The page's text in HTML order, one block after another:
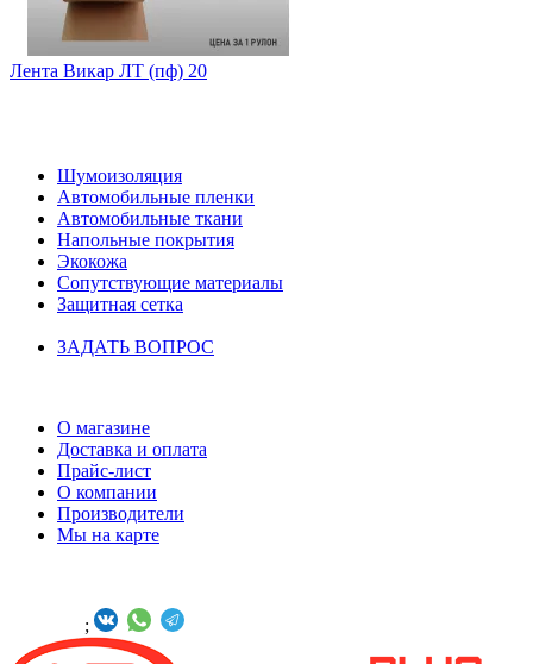
Лента Викар ЛТ (пф) 20
Шумоизоляция
Автомобильные пленки
Автомобильные ткани
Напольные покрытия
Экокожа
Сопутствующие материалы
Защитная сетка
ЗАДАТЬ ВОПРОС
О магазине
Доставка и оплата
Прайс-лист
О компании
Производители
Мы на карте
;